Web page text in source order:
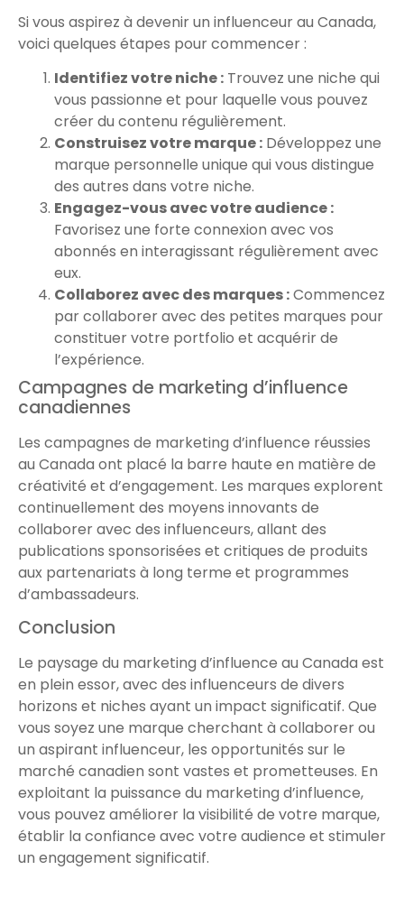
Si vous aspirez à devenir un influenceur au Canada,
voici quelques étapes pour commencer :
Identifiez votre niche : Trouvez une niche qui
vous passionne et pour laquelle vous pouvez
créer du contenu régulièrement.
Construisez votre marque : Développez une
marque personnelle unique qui vous distingue
des autres dans votre niche.
Engagez-vous avec votre audience :
Favorisez une forte connexion avec vos
abonnés en interagissant régulièrement avec
eux.
Collaborez avec des marques :Commencez
par collaborer avec des petites marques pour
constituer votre portfolio et acquérir de
l’expérience.
Campagnes de marketing d’influence
canadiennes
Les campagnes de marketing d’influence réussies
au Canada ont placé la barre haute en matière de
créativité et d’engagement. Les marques explorent
continuellement des moyens innovants de
collaborer avec des influenceurs, allant des
publications sponsorisées et critiques de produits
aux partenariats à long terme et programmes
d’ambassadeurs.
Conclusion
Le paysage du marketing d’influence au Canada est
en plein essor, avec des influenceurs de divers
horizons et niches ayant un impact significatif. Que
vous soyez une marque cherchant à collaborer ou
un aspirant influenceur, les opportunités sur le
marché canadien sont vastes et prometteuses. En
exploitant la puissance du marketing d’influence,
vous pouvez améliorer la visibilité de votre marque,
établir la confiance avec votre audience et stimuler
un engagement significatif.